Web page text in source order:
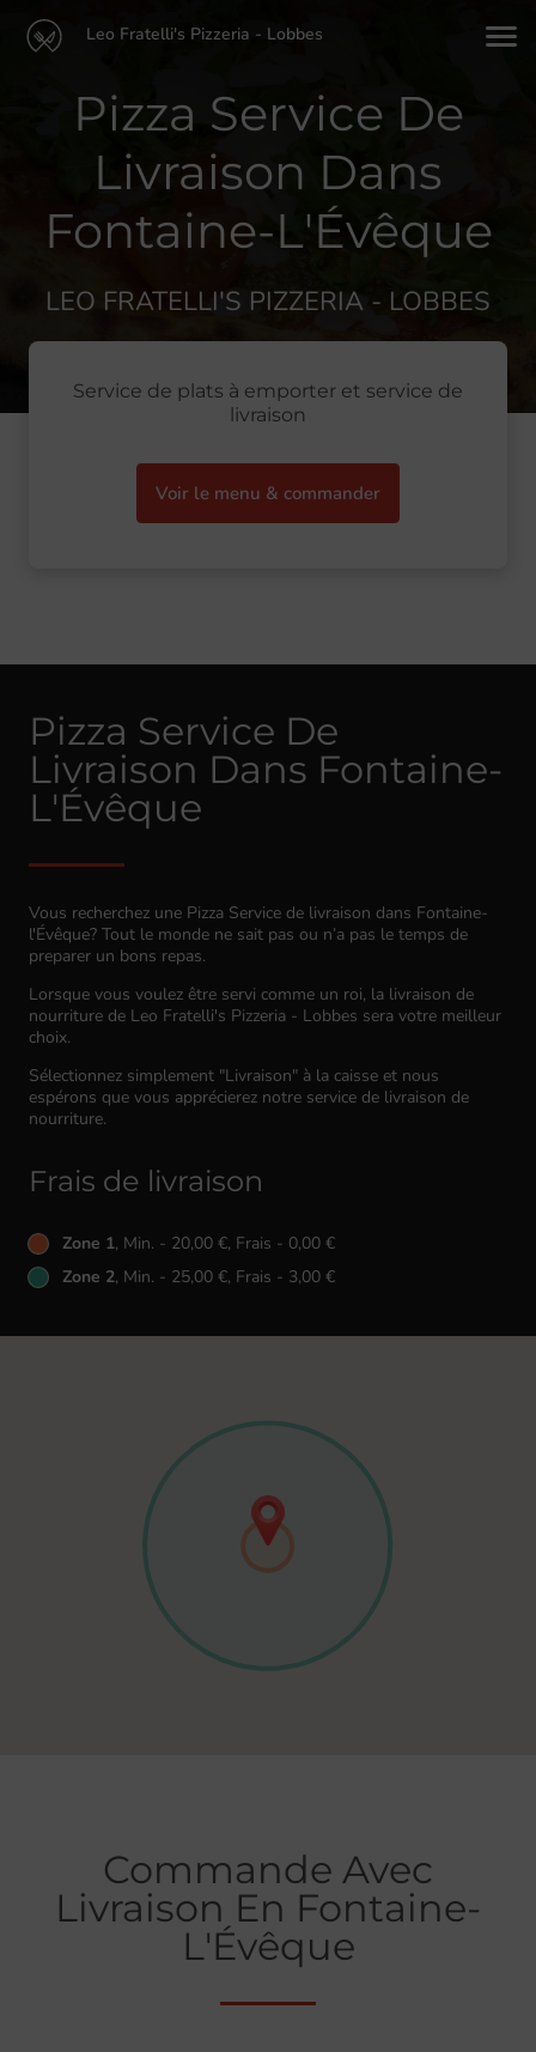
Leo Fratelli's Pizzeria - Lobbes
Pizza Service De
Livraison Dans
Fontaine-L'Évêque
LEO FRATELLI'S PIZZERIA - LOBBES
Service de plats à emporter et service de
livraison
Voir le menu & commander
Pizza Service De
Livraison Dans Fontaine-
L'Évêque
Vous recherchez une Pizza Service de livraison dans Fontaine-
l'Évêque? Tout le monde ne sait pas ou n’a pas le temps de
preparer un bons repas.
Lorsque vous voulez être servi comme un roi, la livraison de
nourriture de Leo Fratelli's Pizzeria - Lobbes sera votre meilleur
choix.
Sélectionnez simplement "Livraison" à la caisse et nous
espérons que vous apprécierez notre service de livraison de
nourriture.
Frais de livraison
Zone 1, Min. - 20,00 €, Frais - 0,00 €
Zone 2, Min. - 25,00 €, Frais - 3,00 €
Commande Avec
Livraison En Fontaine-
L'Évêque